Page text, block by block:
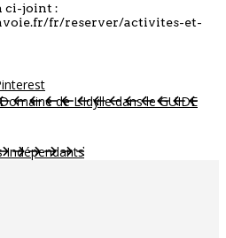
ci-joint :
fr/reserver/activites-et-
de L’Idylle dans le GUIDE
Indépendants